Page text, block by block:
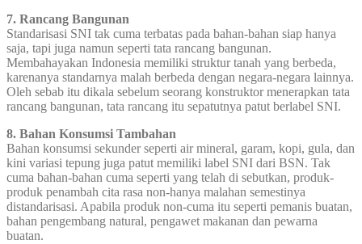
7. Rancang Bangunan
Standarisasi SNI tak cuma terbatas pada bahan-bahan siap hanya
saja, tapi juga namun seperti tata rancang bangunan.
Membahayakan Indonesia memiliki struktur tanah yang berbeda,
karenanya standarnya malah berbeda dengan negara-negara lainnya.
Oleh sebab itu dikala sebelum seorang konstruktor menerapkan tata
rancang bangunan, tata rancang itu sepatutnya patut berlabel SNI.
8. Bahan Konsumsi Tambahan
Bahan konsumsi sekunder seperti air mineral, garam, kopi, gula, dan
kini variasi tepung juga patut memiliki label SNI dari BSN. Tak
cuma bahan-bahan cuma seperti yang telah di sebutkan, produk-
produk penambah cita rasa non-hanya malahan semestinya
distandarisasi. Apabila produk non-cuma itu seperti pemanis buatan,
bahan pengembang natural, pengawet makanan dan pewarna
buatan.